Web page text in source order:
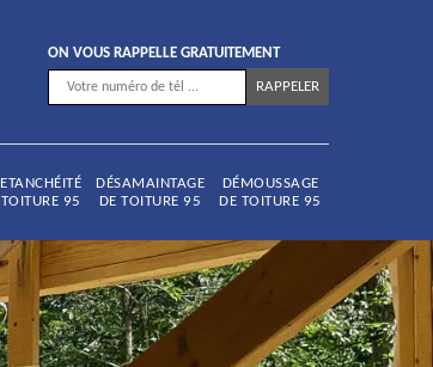
ON VOUS RAPPELLE GRATUITEMENT
ETANCHÉITÉ
TOITURE 95
DÉSAMAINTAGE
DE TOITURE 95
DÉMOUSSAGE
DE TOITURE 95